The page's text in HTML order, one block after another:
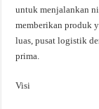
untuk menjalankan
memberikan produk
luas, pusat logistik
prima.
Visi